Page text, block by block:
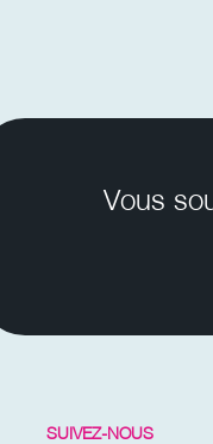
Vous
SUIVEZ-NOUS